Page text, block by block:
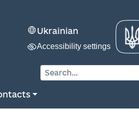
Ukrainian
Accessibility settings